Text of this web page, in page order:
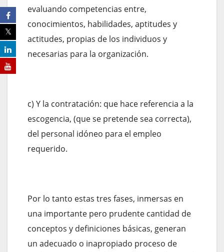
evaluando competencias entre,
conocimientos, habilidades, aptitudes y
actitudes, propias de los individuos y
necesarias para la organización.
c) Y la contratación: que hace referencia a la
escogencia, (que se pretende sea correcta),
del personal idóneo para el empleo
requerido.
Por lo tanto estas tres fases, inmersas en
una importante pero prudente cantidad de
conceptos y definiciones básicas, generan
un adecuado o inapropiado proceso de